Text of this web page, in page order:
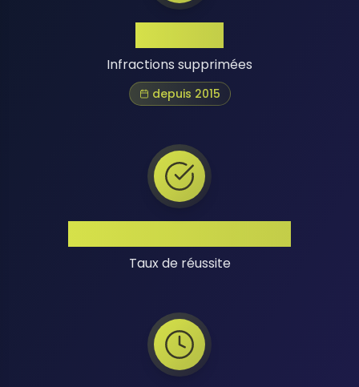
Infractions supprimées
depuis 2015
Taux de réussite